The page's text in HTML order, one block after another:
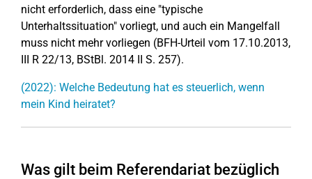
nicht erforderlich, dass eine "typische
Unterhaltssituation" vorliegt, und auch ein Mangelfall
muss nicht mehr vorliegen (BFH-Urteil vom 17.10.2013,
III R 22/13, BStBl. 2014 II S. 257).
(2022): Welche Bedeutung hat es steuerlich, wenn
mein Kind heiratet?
Was gilt beim Referendariat bezüglich